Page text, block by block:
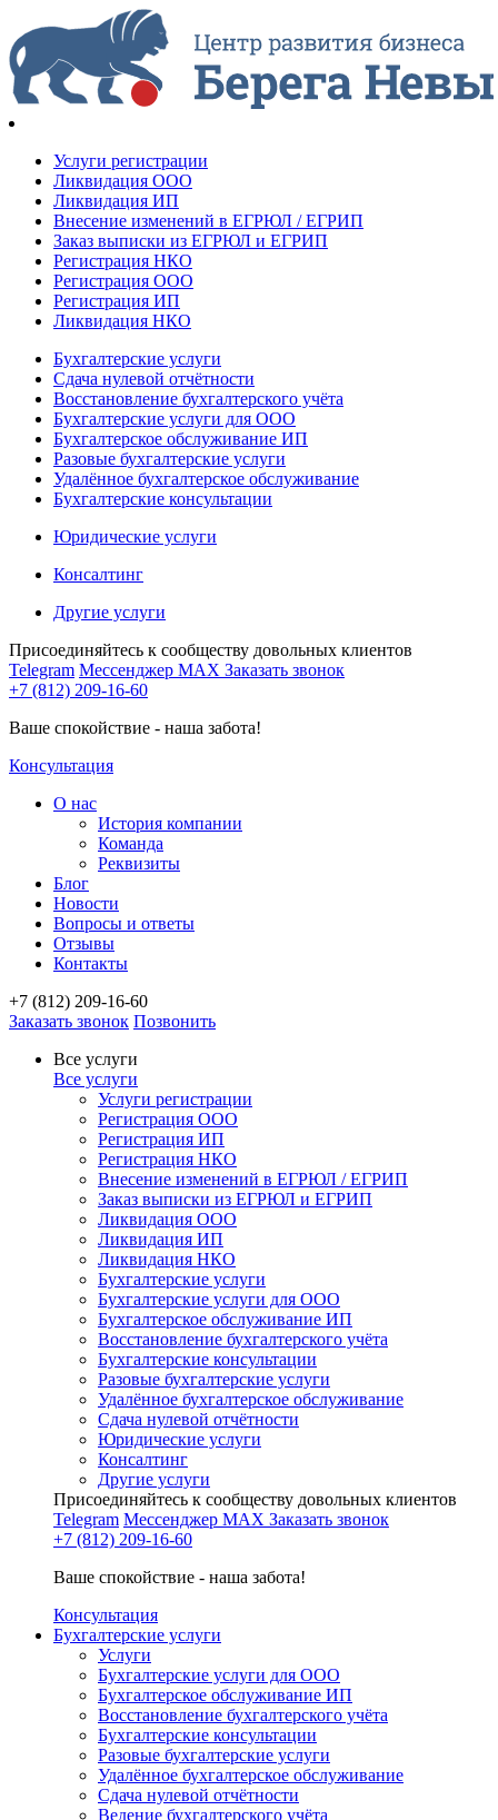
Услуги регистрации
Ликвидация ООО
Ликвидация ИП
Внесение изменений в ЕГРЮЛ / ЕГРИП
Заказ выписки из ЕГРЮЛ и ЕГРИП
Регистрация НКО
Регистрация ООО
Регистрация ИП
Ликвидация НКО
Бухгалтерские услуги
Сдача нулевой отчётности
Восстановление бухгалтерского учёта
Бухгалтерские услуги для ООО
Бухгалтерское обслуживание ИП
Разовые бухгалтерские услуги
Удалённое бухгалтерское обслуживание
Бухгалтерские консультации
Юридические услуги
Консалтинг
Другие услуги
Присоединяйтесь к сообществу довольных клиентов
Telegram Мессенджер MAX Заказать звонок
+7 (812) 209-16-60
Ваше спокойствие - наша забота!
Консультация
О нас
История компании
Команда
Реквизиты
Блог
Новости
Вопросы и ответы
Отзывы
Контакты
+7 (812) 209-16-60
Заказать звонок Позвонить
Все услуги
Все услуги
Услуги регистрации
Регистрация ООО
Регистрация ИП
Регистрация НКО
Внесение изменений в ЕГРЮЛ / ЕГРИП
Заказ выписки из ЕГРЮЛ и ЕГРИП
Ликвидация ООО
Ликвидация ИП
Ликвидация НКО
Бухгалтерские услуги
Бухгалтерские услуги для ООО
Бухгалтерское обслуживание ИП
Восстановление бухгалтерского учёта
Бухгалтерские консультации
Разовые бухгалтерские услуги
Удалённое бухгалтерское обслуживание
Сдача нулевой отчётности
Юридические услуги
Консалтинг
Другие услуги
Присоединяйтесь к сообществу довольных клиентов
Telegram Мессенджер MAX Заказать звонок
+7 (812) 209-16-60
Ваше спокойствие - наша забота!
Консультация
Бухгалтерские услуги
Услуги
Бухгалтерские услуги для ООО
Бухгалтерское обслуживание ИП
Восстановление бухгалтерского учёта
Бухгалтерские консультации
Разовые бухгалтерские услуги
Удалённое бухгалтерское обслуживание
Сдача нулевой отчётности
Ведение бухгалтерского учёта